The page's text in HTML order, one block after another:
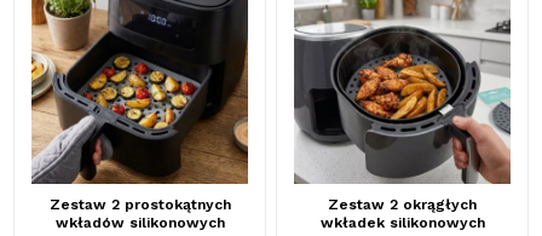
Zestaw 2 prostokątnych
wkładów silikonowych
Zestaw 2 okrągłych
wkładek silikonowych